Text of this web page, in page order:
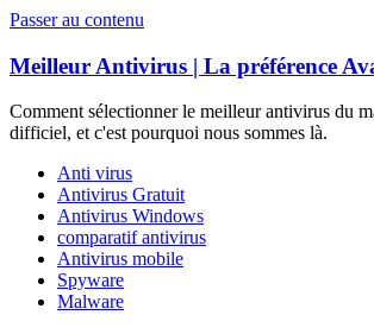
Passer au contenu
Meilleur Antivirus | La préférence
Comment sélectionner le meilleur antivirus du
difficiel, et c'est pourquoi nous sommes là.
Anti virus
Antivirus Gratuit
Antivirus Windows
comparatif antivirus
Antivirus mobile
Spyware
Malware